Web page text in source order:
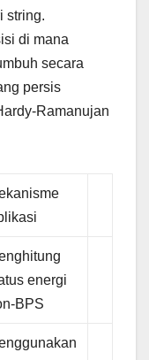
string.
di mana
secara
persis
Ramanujan
energi
BPS